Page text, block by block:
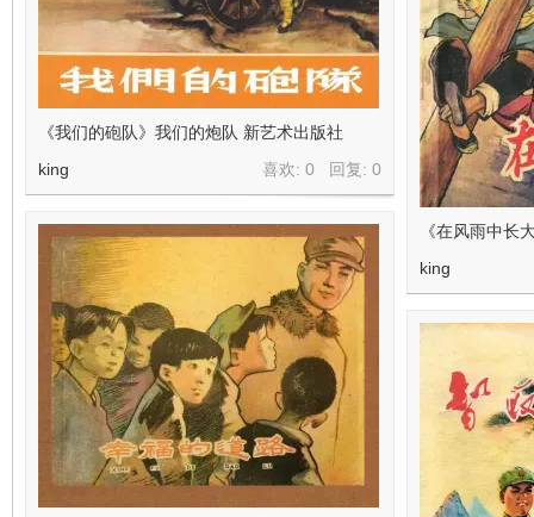
《我们的砲队》我们的炮队 新艺术出版社
喜欢: 0 回复: 0
king
《在风雨中长
king